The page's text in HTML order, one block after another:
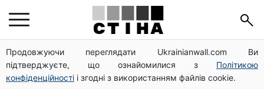
Продовжуючи переглядати Ukrainianwall.com Ви
підтверджуєте, що ознайомилися з Політикою
конфіденційності і згодні з використанням файлів cookie.
Церковне свято 9 серпня: апостол Матфій, три
суворі заборони Успенського посту та прикмети на
зиму